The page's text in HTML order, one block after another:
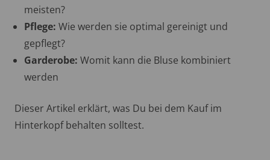
meisten?
Pflege: Wie werden sie optimal gereinigt und
gepflegt?
Garderobe: Womit kann die Bluse kombiniert
werden
Dieser Artikel erklärt, was Du bei dem Kauf im
Hinterkopf behalten solltest.